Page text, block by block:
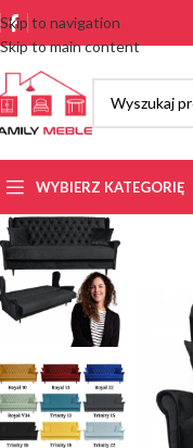
Skip to navigation
Skip to main content
WYBIERZ KATEGORIĘ